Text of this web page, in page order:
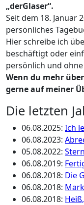
„derGlaser“.
Seit dem 18. Januar
persönliches
Hier schreibe ich
beschäftigt oder
persönlich und
Wenn du mehr
gerne auf meiner
Die letzten
06.08.2025: Ich
06.08.2023:
05.08.2022:
06.08.2019:
06.08.2018: Die
06.08.2018:
06.08.2018: